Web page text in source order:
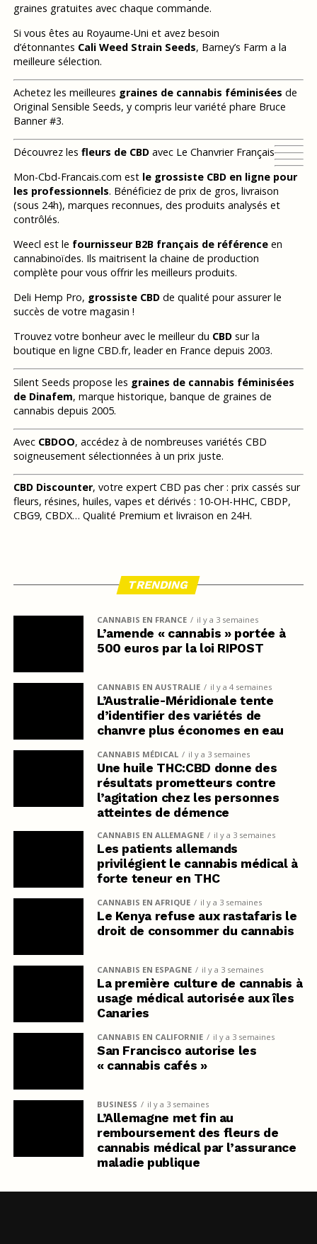
graines gratuites avec chaque commande.
Si vous êtes au Royaume-Uni et avez besoin
d’étonnantes Cali Weed Strain Seeds, Barney’s Farm a la
meilleure sélection.
Achetez les meilleures graines de cannabis féminisées de
Original Sensible Seeds, y compris leur variété phare Bruce
Banner #3.
Découvrez les fleurs de CBDavec Le Chanvrier Français
Mon-Cbd-Francais.com est le grossiste CBD en ligne pour
les professionnels. Bénéficiez de prix de gros, livraison
(sous 24h), marques reconnues, des produits analysés et
contrôlés.
Weecl est le fournisseur B2B français de référenceen
cannabinoïdes. Ils maitrisent la chaine de production
complète pour vous offrir les meilleurs produits.
Deli Hemp Pro, grossiste CBDde qualité pour assurer le
succès de votre magasin !
Trouvez votre bonheur avec le meilleur du CBDsur la
boutique en ligne CBD.fr, leader en France depuis 2003.
Silent Seeds propose les graines de cannabis féminisées
de Dinafem, marque historique, banque de graines de
cannabis depuis 2005.
Avec CBDOO, accédez à de nombreuses variétés CBD
soigneusement sélectionnées à un prix juste.
CBD Discounter, votre expert CBD pas cher : prix cassés sur
fleurs, résines, huiles, vapes et dérivés : 10-OH-HHC, CBDP,
CBG9, CBDX… Qualité Premium et livraison en 24H.
TRENDING
CANNABIS EN FRANCE il y a 3 semaines
L’amende « cannabis » portée à
500 euros par la loi RIPOST
CANNABIS EN AUSTRALIE il y a 4 semaines
L’Australie-Méridionale tente
d’identifier des variétés de
chanvre plus économes en eau
CANNABIS MÉDICAL il y a 3 semaines
Une huile THC:CBD donne des
résultats prometteurs contre
l’agitation chez les personnes
atteintes de démence
CANNABIS EN ALLEMAGNE il y a 3 semaines
Les patients allemands
privilégient le cannabis médical à
forte teneur en THC
CANNABIS EN AFRIQUE il y a 3 semaines
Le Kenya refuse aux rastafaris le
droit de consommer du cannabis
CANNABIS EN ESPAGNE il y a 3 semaines
La première culture de cannabis à
usage médical autorisée aux îles
Canaries
CANNABIS EN CALIFORNIE il y a 3 semaines
San Francisco autorise les
« cannabis cafés »
BUSINESS il y a 3 semaines
L’Allemagne met fin au
remboursement des fleurs de
cannabis médical par l’assurance
maladie publique